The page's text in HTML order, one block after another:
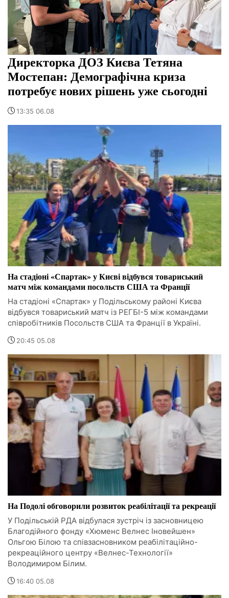
Директорка ДОЗ Києва Тетяна
Мостепан: Демографічна криза
потребує нових рішень уже сьогодні
13:35 06.08
На стадіоні «Спартак» у Києві відбувся товариський
матч між командами посольств США та Франції
На стадіоні «Спартак» у Подільському районі Києва
відбувся товариський матч із РЕГБІ-5 між командами
співробітників Посольств США та Франції в Україні.
20:45 05.08
На Подолі обговорили розвиток реабілітації та рекреації
У Подільській РДА відбулася зустріч із засновницею
Благодійного фонду «Хюменс Велнес Іновейшен»
Ольгою Білою та співзасновником реабілітаційно-
рекреаційного центру «Велнес-Технології»
Володимиром Білим.
16:40 05.08